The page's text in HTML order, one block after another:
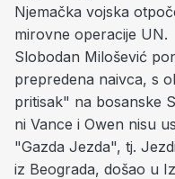
Njemačka vojska
mirovne operacije
Slobodan Milošević
prepredena naivca, s
pritisak" na bosanske
ni Vance i Owen nisu
"Gazda Jezda", tj.
iz Beograda, došao u